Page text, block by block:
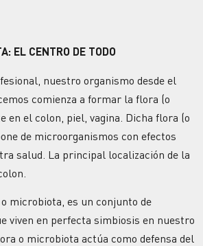
EL CENTRO DE TODO
nuestro organismo desde el
comienza a formar la flora (o
en el colon, piel, vagina. Dicha flora (o
de microorganismos con efectos
salud. La principal localización de la
microbiota, es un conjunto de
viven en perfecta simbiosis en nuestro
o microbiota actúa como defensa del